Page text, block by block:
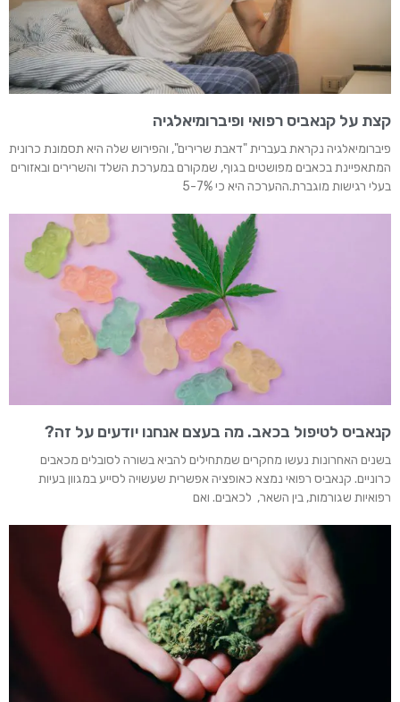
קצת על קנאביס רפואי ופיברומיאלגיה
פיברומיאלגיה נקראת בעברית "דאבת שרירים", והפירוש שלה היא תסמונת כרונית
המתאפיינת בכאבים מפושטים בגוף, שמקורם במערכת השלד והשרירים ובאזורים
בעלי רגישות מוגברת.ההערכה היא כי 5-7%
קנאביס לטיפול בכאב. מה בעצם אנחנו יודעים על זה?
בשנים האחרונות נעשו מחקרים שמתחילים להביא בשורה לסובלים מכאבים
כרוניים. קנאביס רפואי נמצא כאופציה אפשרית שעשויה לסייע במגוון בעיות
רפואיות שגורמות, בין השאר, לכאבים. ואם